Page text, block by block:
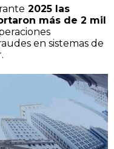
2025 las
más de 2 mil
en sistemas de